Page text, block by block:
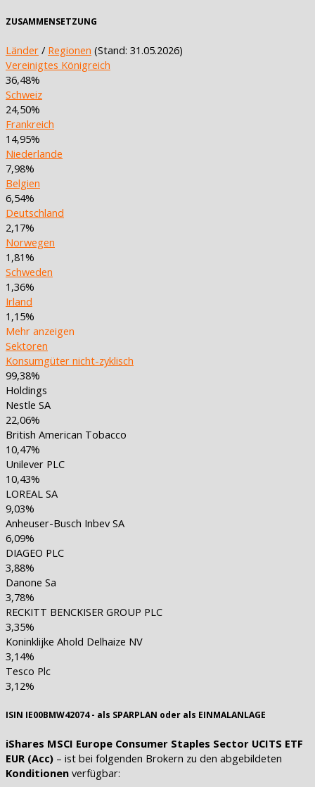
ZUSAMMENSETZUNG
Länder / Regionen (Stand: 31.05.2026)
Vereinigtes Königreich
36,48%
Schweiz
24,50%
Frankreich
14,95%
Niederlande
7,98%
Belgien
6,54%
Deutschland
2,17%
Norwegen
1,81%
Schweden
1,36%
Irland
1,15%
Mehr anzeigen
Sektoren
Konsumgüter nicht-zyklisch
99,38%
Holdings
Nestle SA
22,06%
British American Tobacco
10,47%
Unilever PLC
10,43%
LOREAL SA
9,03%
Anheuser-Busch Inbev SA
6,09%
DIAGEO PLC
3,88%
Danone Sa
3,78%
RECKITT BENCKISER GROUP PLC
3,35%
Koninklijke Ahold Delhaize NV
3,14%
Tesco Plc
3,12%
ISIN IE00BMW42074 - als SPARPLAN oder als EINMALANLAGE
iShares MSCI Europe Consumer Staples Sector UCITS ETF
EUR (Acc) – ist bei folgenden Brokern zu den abgebildeten
Konditionen verfügbar: